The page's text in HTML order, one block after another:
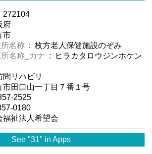
272104
府
市
名称 : 枚方老人保健施設のぞみ
名称_カナ : ヒラカタロウジンホケン
問リハビリ
田口山一丁目７番１号
2525
0180
福祉法人希望会
See "31" in Apps